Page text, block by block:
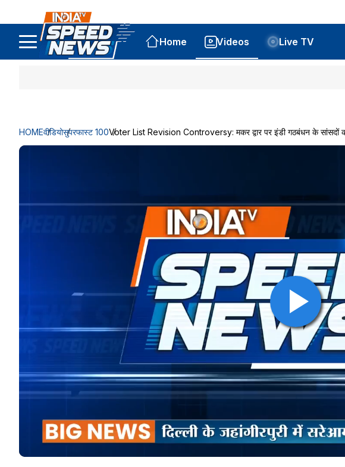
Home Videos Live TV
HOMEवीडियोसुपरफास्ट 100Voter List Revision Controversy: मकर द्वार पर इंडी गठबंधन के सांसदों